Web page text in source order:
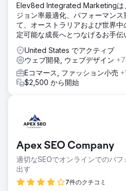
Elev8ed Integrated Marketingは
ジョン率最適化、パフォーマン
て、オーストラリアおよび世界
定可能な成長へとつなげるお手伝
United States でアクティブ
ウェブ開発, ウェブデザイン +7
Eコマース, ファッション小売
$2,500 から開始
Apex SEO Company
適切なSEOでオンラインでのパ
出す
7件のクチコミ